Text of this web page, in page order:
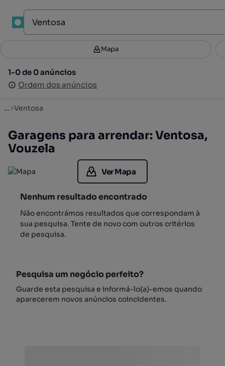
Filtros 3
1-0 de 0 anúncios
Ordem dos anúncios
Mapa
1-0 de 0 anúncios
Ordem dos anúncios
... Ventosa
Garagens para arrendar: Ventosa,
Vouzela
Ver Mapa
Nenhum resultado encontrado
Não encontrámos resultados que correspondam à
sua pesquisa. Tente de novo com outros critérios
de pesquisa.
Pesquisa um negócio perfeito?
Guarde esta pesquisa e informá-lo(a)-emos quando
aparecerem novos anúncios coincidentes.